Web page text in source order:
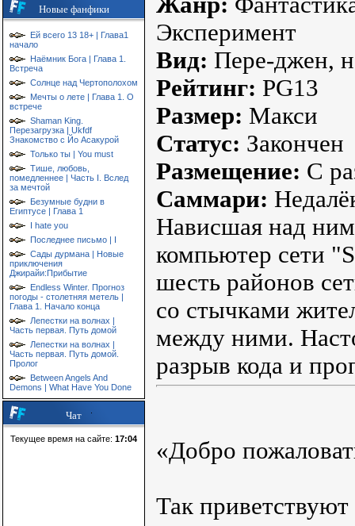
Новые фанфики
Ей всего 13 18+ | Глава1
начало
Наёмник Бога | Глава 1.
Встреча
Солнце над Чертополохом
Мечты о лете | Глава 1. О
встрече
Shaman King.
Перезагрузка | Ukfdf
Знакомство с Йо Асакурой
Только ты | You must
Тише, любовь,
помедленнее | Часть I. Вслед
за мечтой
Безумные будни в
Египтусе | Глава 1
I hate you
Последнее письмо | I
Сады дурмана | Новые
приключения
Джирайи:Прибытие
Endless Winter. Прогноз
погоды - столетняя метель |
Глава 1. Начало конца
Лепестки на волнах |
Часть первая. Путь домой
Лепестки на волнах |
Часть первая. Путь домой.
Пролог
Between Angels And
Demons | What Have You Done
Чат
Текущее время на сайте: 17:04
Эксперимент
Вид: Пере-джен,
Рейтинг: PG13
Размер: Макси
Статус: Закончен
Размещение: С
Саммари:
Нависшая над
компьютер сети
шесть районов
со стычками
между ними.
разрыв кода и
«Добро
Так